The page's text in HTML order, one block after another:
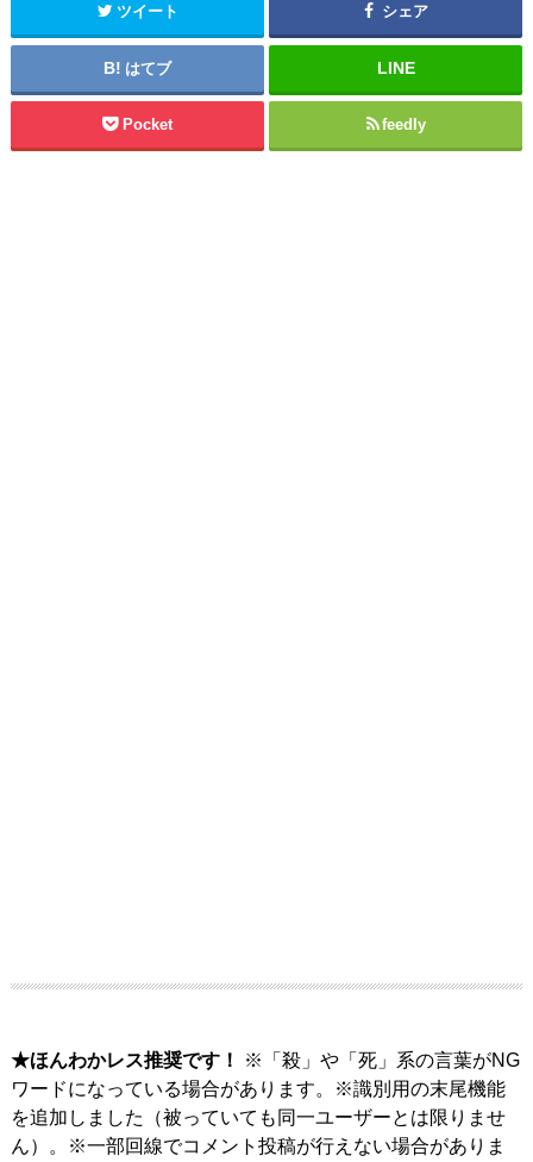
ツイート シェア
はてブ
Pocket feedly
★ほんわかレス推奨です！
※「殺」や「死」系の言葉がNG
ワードになっている場合があります。※識別用の末尾機能
を追加しました（被っていても同一ユーザーとは限りませ
ん）。※一部回線でコメント投稿が行えない場合がありま